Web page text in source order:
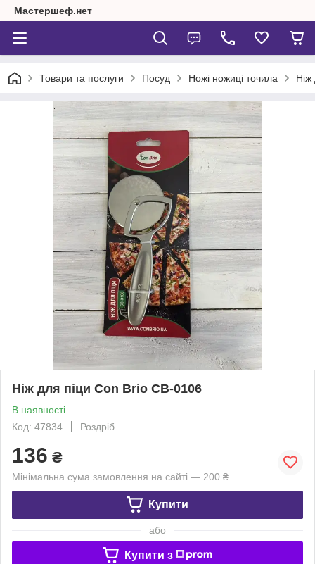
Мастершеф.нет
Товари та послуги Посуд Ножі ножиці точила Ніж
Ніж для піци Con Brio CB-0106
В наявності
Код: 47834
Роздріб
136 ₴
Мінімальна сума замовлення на сайті — 200 ₴
Купити
або
Купити з